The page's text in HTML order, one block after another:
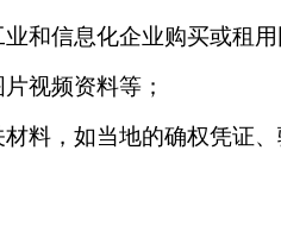
业和信息化企业购买或租
视频资料等；
料，如当地的确权凭证